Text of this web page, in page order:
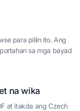
para piliin ito. Ang
sa mga bayad
na wika
at itakda ang Czech